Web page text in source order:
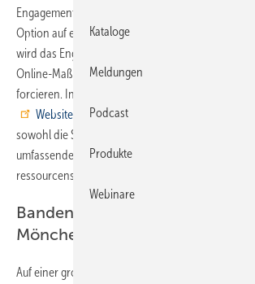
Engagement im Bereich der Stadionwerbung
Option auf eine Verlängerung. Neben der Präsenz
wird das Engagement von Reflex insbesondere
Online-Maßnahmen gestützt, um das Interesse an
forcieren. In den Mittelpunkt rückt die neue Reflex-
Website als digitaler Visitenkarte.
sowohl die SHK-Fachwelt wie auch der
umfassender Aufklärung und weiterführenden
ressourcenschonende, zukunftsfähige
Bandenwerbung des Stadions
Mönchengladbach
Auf einer großformatigen LED-Bande, in der
Kataloge
Meldungen
Podcast
Produkte
Webinare